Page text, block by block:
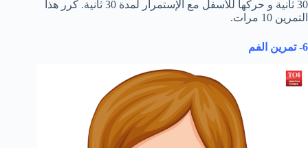
30 ثانية و حركها للأسفل مع الإستمرار لمدة 30 ثانية. كرر هذا
التمرين 10 مرات.
6- تمرين الفم